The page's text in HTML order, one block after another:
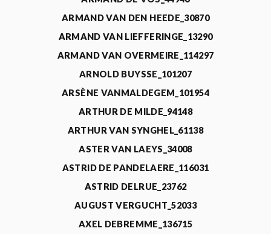
ARMAND VAN DEN HEEDE_30870
ARMAND VAN LIEFFERINGE_13290
ARMAND VAN OVERMEIRE_114297
ARNOLD BUYSSE_101207
ARSÈNE VANMALDEGEM_101954
ARTHUR DE MILDE_94148
ARTHUR VAN SYNGHEL_61138
ASTER VAN LAEYS_34008
ASTRID DE PANDELAERE_116031
ASTRID DELRUE_23762
AUGUST VERGUCHT_52033
AXEL DEBREMME_136715